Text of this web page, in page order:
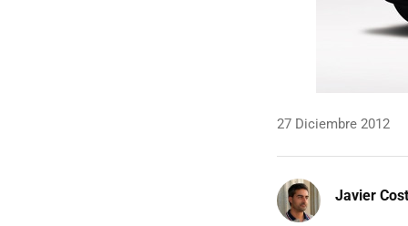
27 Diciembre 2012
Javier